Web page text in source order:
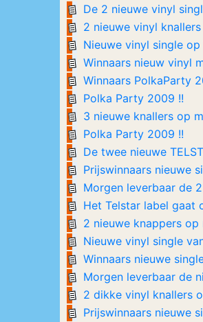
De 2 nieuwe vinyl
2 nieuwe vinyl
Nieuwe vinyl single
Winnaars nieuw vinyl
Winnaars PolkaParty
Polka Party 2009 !!
3 nieuwe knallers op
Polka Party 2009 !!
De twee nieuwe
Prijswinnaars nieuwe
Morgen leverbaar de
Het Telstar label gaat
2 nieuwe knappers op
Nieuwe vinyl single
Winnaars nieuwe
Morgen leverbaar de
2 dikke vinyl knallers
Prijswinnaars nieuwe